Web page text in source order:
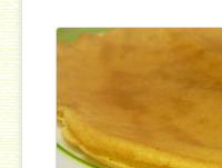
Plats
Salades